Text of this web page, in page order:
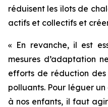
réduisent les îlots de
actifs et collectifs et
« En revanche, il est
mesures d’adaptation
efforts de réduction des
polluants. Pour léguer
à nos enfants, il faut